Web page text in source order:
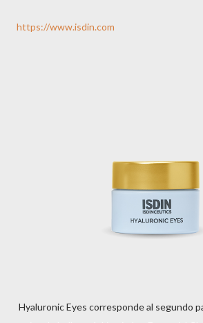
https://www.isdin.com
Hyaluronic Eyes corresponde al segundo